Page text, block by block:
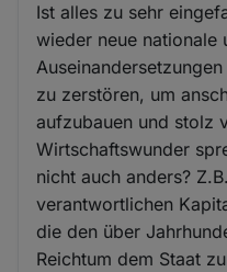
Ist alles zu sehr
wieder neue nationale
zu zerstören, um
aufzubauen und stolz
Wirtschaftswunder
nicht auch anders?
verantwortlichen
die den über
Reichtum dem Staat